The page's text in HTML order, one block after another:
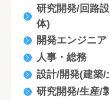
研究開発/回路
体)
開発エンジニア
人事・総務
設計/開発(建築/
研究開発/生産/